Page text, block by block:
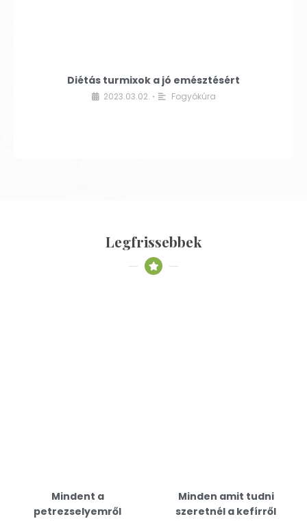
Diétás turmixok a jó emésztésért
2023.03.02. • Fogyókúra
Legfrissebbek
Mindent a
petrezselyemről
Minden amit tudni
szeretnél a kefírről